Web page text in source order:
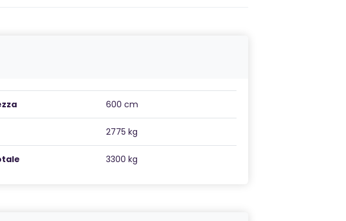
600 cm
2775 kg
3300 kg